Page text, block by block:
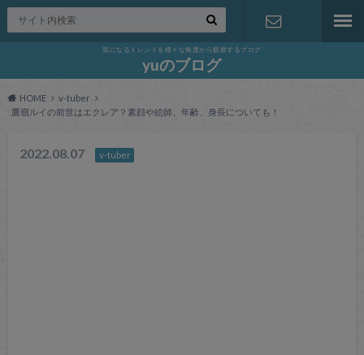
気になるトレンドを様々な角度から観察するブログ
yuのブログ
HOME
v-tuber
鷹嶺ルイの前世はエクレア？素顔や絵師、年齢、身長についても！
2022.08.07 v-tuber